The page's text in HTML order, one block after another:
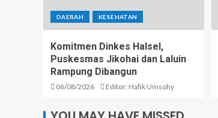
DAERAH KESEHATAN
Komitmen Dinkes Halsel,
Puskesmas Jikohai dan Laluin
Rampung Dibangun
06/08/2026 Editor: Hafik Umsohy